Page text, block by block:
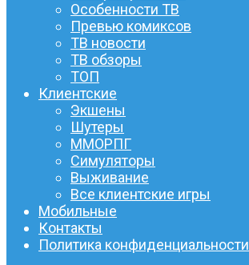
Особенности ТВ
Превью комиксов
ТВ новости
ТВ обзоры
ТОП
Клиентские
Экшены
Шутеры
ММОРПГ
Симуляторы
Выживание
Все клиентские игры
Мобильные
Контакты
Политика конфиденциальности